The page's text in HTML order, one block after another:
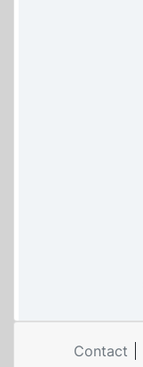
Contact